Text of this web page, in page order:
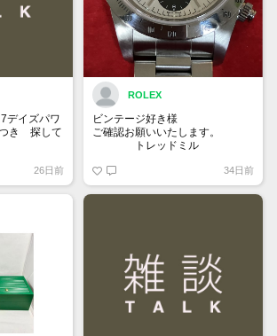
デイズパワ
き 探して
26日前
ROLEX
ビンテージ好き様
ご確認お願いいたします。
トレッドミル
34日前